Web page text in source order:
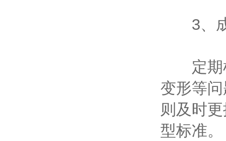
3、成
定期检
变形等
则及时
型标准。